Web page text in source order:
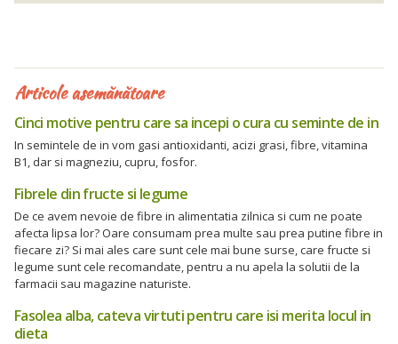
Articole asemănătoare
Cinci motive pentru care sa incepi o cura cu seminte de in
In semintele de in vom gasi antioxidanti, acizi grasi, fibre, vitamina
B1, dar si magneziu, cupru, fosfor.
Fibrele din fructe si legume
De ce avem nevoie de fibre in alimentatia zilnica si cum ne poate
afecta lipsa lor? Oare consumam prea multe sau prea putine fibre in
fiecare zi? Si mai ales care sunt cele mai bune surse, care fructe si
legume sunt cele recomandate, pentru a nu apela la solutii de la
farmacii sau magazine naturiste.
Fasolea alba, cateva virtuti pentru care isi merita locul in
dieta